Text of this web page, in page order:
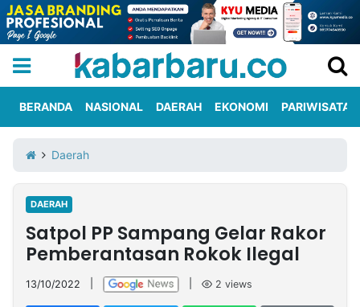
Iklan
Berita
Kami
Nasional
International
Olahraga
Entertainment
Daerah
Pariwisata
Kuliner
Kolom
BERANDA NASIONAL DAERAH EKONOMI PARIWISATA
Daerah
DAERAH
Satpol PP Sampang Gelar Rakor
Pemberantasan Rokok Ilegal
13/10/2022 2 views